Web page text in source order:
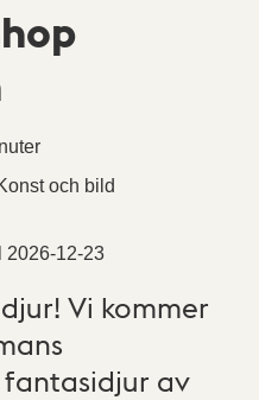
och bild
2026-12-23
Vi kommer
av